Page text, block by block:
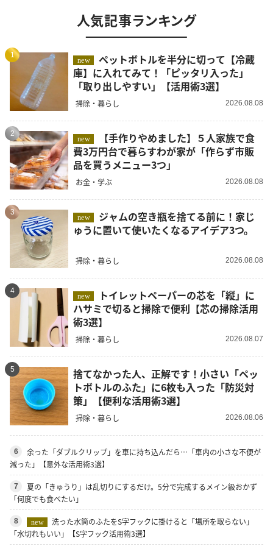
人気記事ランキング
1
new
ペットボトルを半分に切って【冷蔵
庫】に入れてみて！「ピッタリ入った」
「取り出しやすい」【活用術3選】
掃除・暮らし 2026.08.08
2
new
費3万円台で暮らすわが家が「作らず市販
品を買うメニュー3つ」
お金・学ぶ 2026.08.08
3
new
ゅうに置いて使いたくなるアイデア3つ。
掃除・暮らし 2026.08.08
4
new
ハサミで切ると掃除で便利【芯の掃除活用
術3選】
掃除・暮らし 2026.08.07
5
捨てなかった人、正解です！小さい「ペッ
トボトルのふた」に6枚も入った「防災対
策」【便利な活用術3選】
掃除・暮らし 2026.08.06
6
余った「ダブルクリップ」を車に持ち込んだら…「車内の小さな不便が
減った」【意外な活用術3選】
7
夏の「きゅうり」は乱切りにするだけ。5分で完成するメイン級おかず
「何度でも食べたい」
8 new
洗った水筒のふたをS字フックに掛けると「場所を取らない」
「水切れもいい」【S字フック活用術3選】